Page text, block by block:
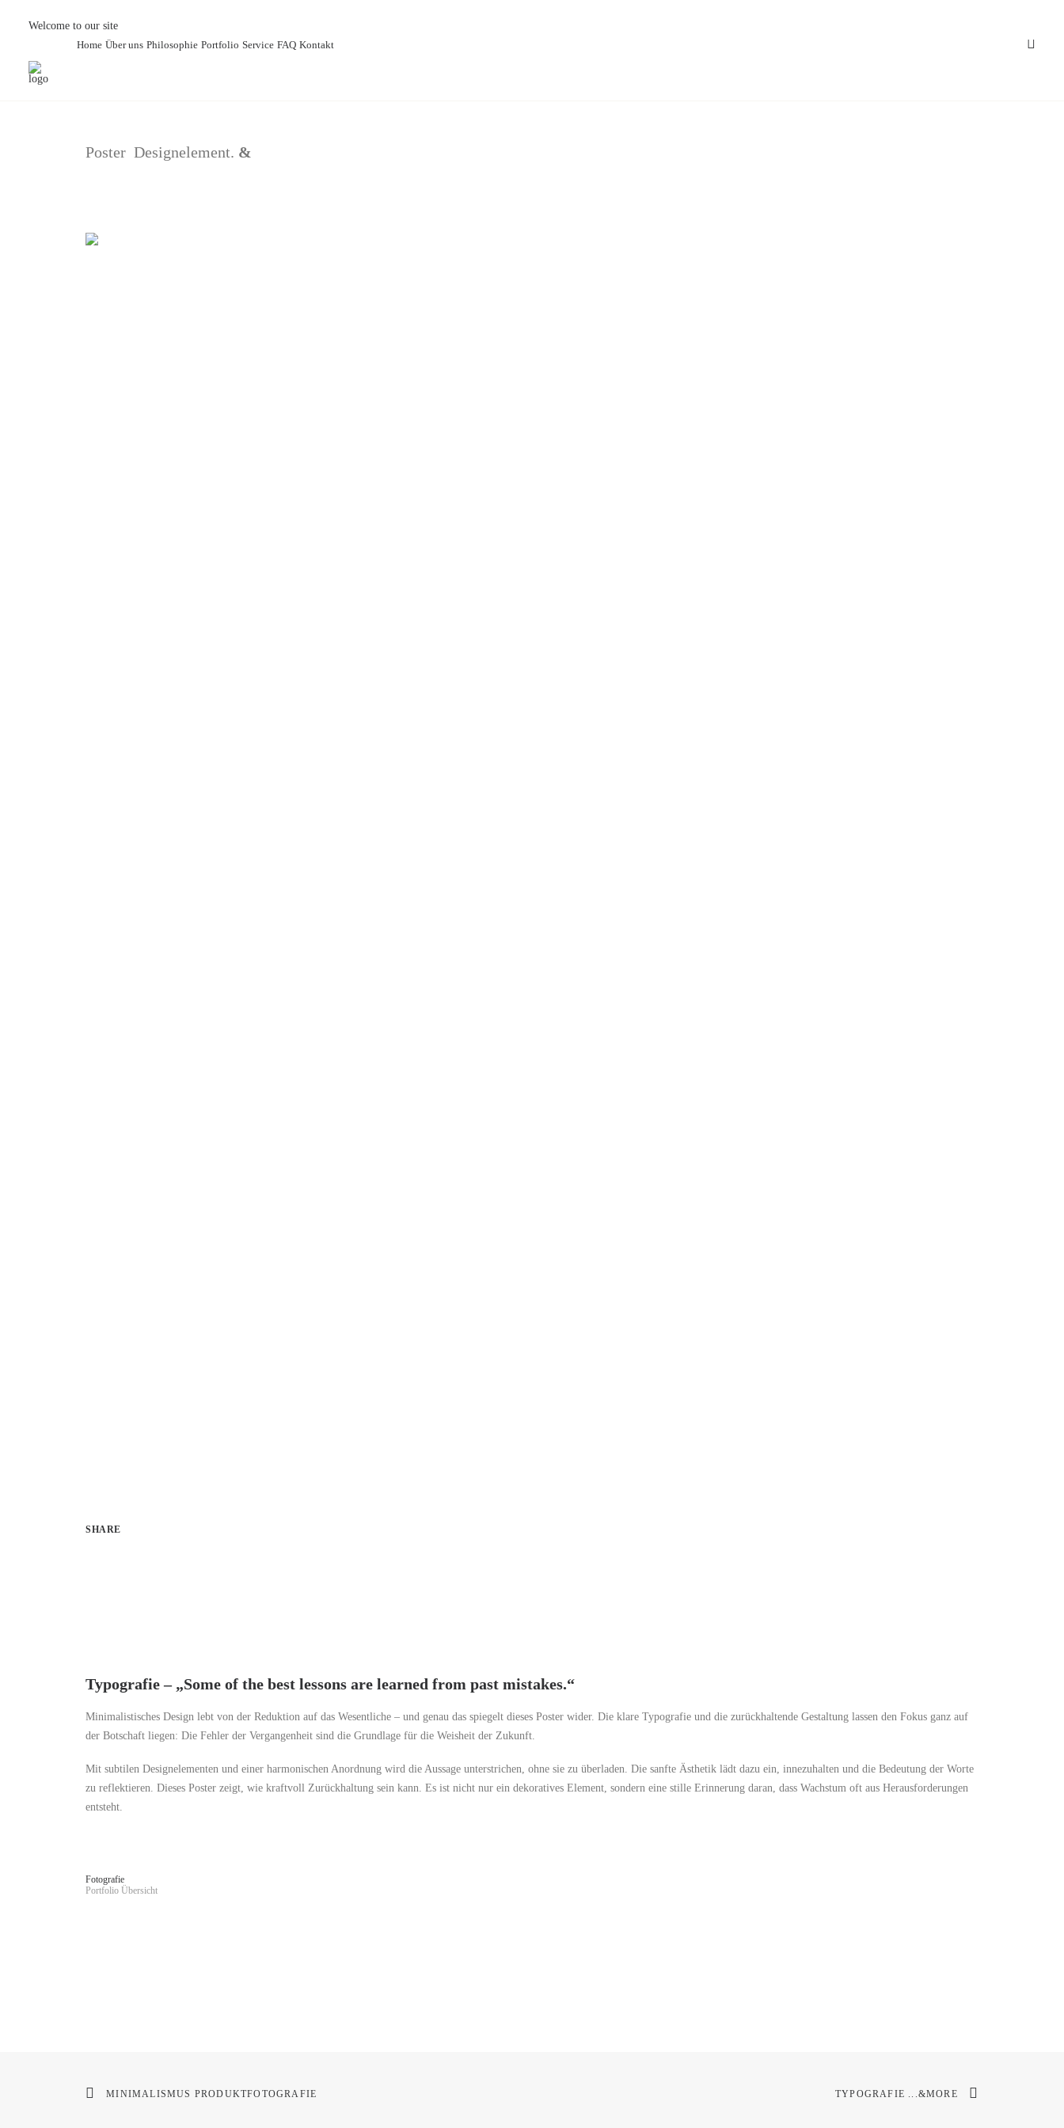
Welcome to our site
Home Über uns Philosophie Portfolio Service FAQ Kontakt
Poster Designelement. &
SHARE
Typografie – „Some of the best lessons are learned from past mistakes.“
Minimalistisches Design lebt von der Reduktion auf das Wesentliche – und genau das spiegelt dieses Poster wider. Die klare Typografie und die zurückhaltende Gestaltung lassen den Fokus ganz auf
der Botschaft liegen: Die Fehler der Vergangenheit sind die Grundlage für die Weisheit der Zukunft.
Mit subtilen Designelementen und einer harmonischen Anordnung wird die Aussage unterstrichen, ohne sie zu überladen. Die sanfte Ästhetik lädt dazu ein, innezuhalten und die Bedeutung der Worte
zu reflektieren. Dieses Poster zeigt, wie kraftvoll Zurückhaltung sein kann. Es ist nicht nur ein dekoratives Element, sondern eine stille Erinnerung daran, dass Wachstum oft aus Herausforderungen
entsteht.
Fotografie
Portfolio Übersicht
MINIMALISMUS PRODUKTFOTOGRAFIE TYPOGRAFIE ...&MORE